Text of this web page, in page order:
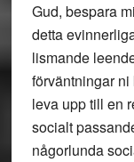
Gud, bespara
detta
lismande
förväntningar ni
leva upp till en
socialt
någorlunda